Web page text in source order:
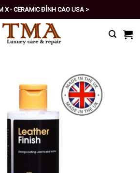
X - CERAMIC ĐỈNH CAO USA >
- TỰ CHĂM SÓC XE SỐ 1 >